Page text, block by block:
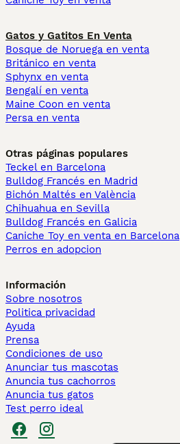
Gatos y Gatitos En Venta
Bosque de Noruega en venta
Británico en venta
Sphynx en venta
Bengalí en venta
Maine Coon en venta
Persa en venta
Otras páginas populares
Teckel en Barcelona
Bulldog Francés en Madrid
Bichón Maltés en València
Chihuahua en Sevilla
Bulldog Francés en Galicia
Caniche Toy en venta en Barcelona
Perros en adopcion
Información
Sobre nosotros
Politica privacidad
Ayuda
Prensa
Condiciones de uso
Anunciar tus mascotas
Anuncia tus cachorros
Anuncia tus gatos
Test perro ideal